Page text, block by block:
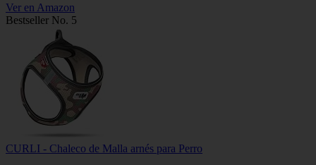
Ver en Amazon
Bestseller No. 5
CURLI - Chaleco de Malla arnés para Perro